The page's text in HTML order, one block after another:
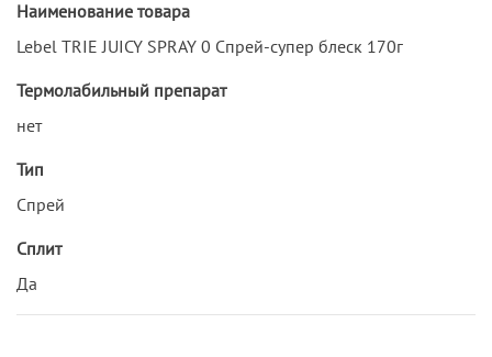
Наименование товара
Lebel TRIE JUICY SPRAY 0 Спрей-супер блеск 170г
Термолабильный препарат
нет
Тип
Спрей
Сплит
Да